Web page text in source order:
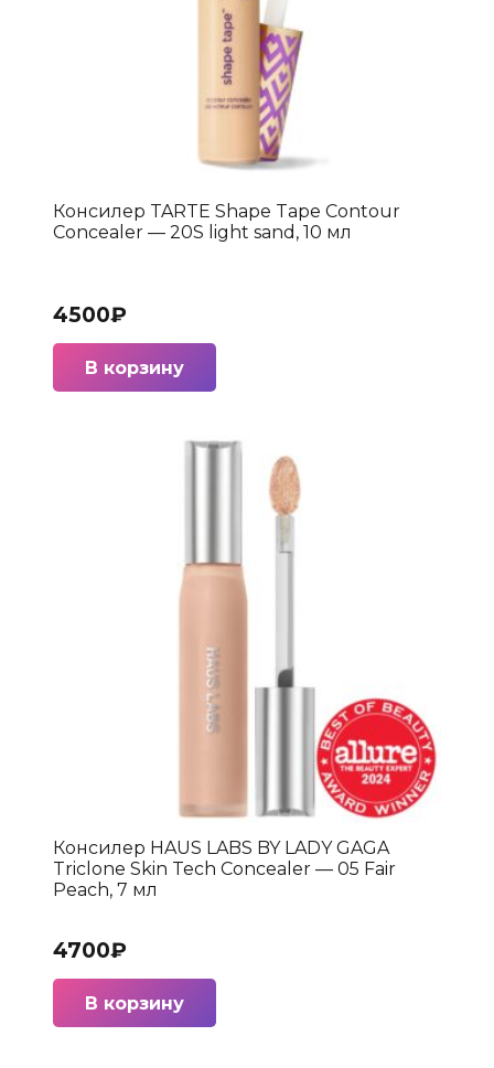
Консилер TARTE Shape Tape Contour
Concealer — 20S light sand, 10 мл
4500₽
В корзину
Консилер HAUS LABS BY LADY GAGA
Triclone Skin Tech Concealer — 05 Fair
Peach, 7 мл
4700₽
В корзину